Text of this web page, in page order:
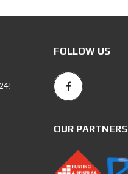
FOLLOW US
OUR PARTNERS